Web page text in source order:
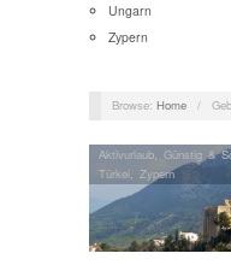
Ungarn
Zypern
Browse: Home /
Aktivurlaub, Günstig &
Türkei, Zypern